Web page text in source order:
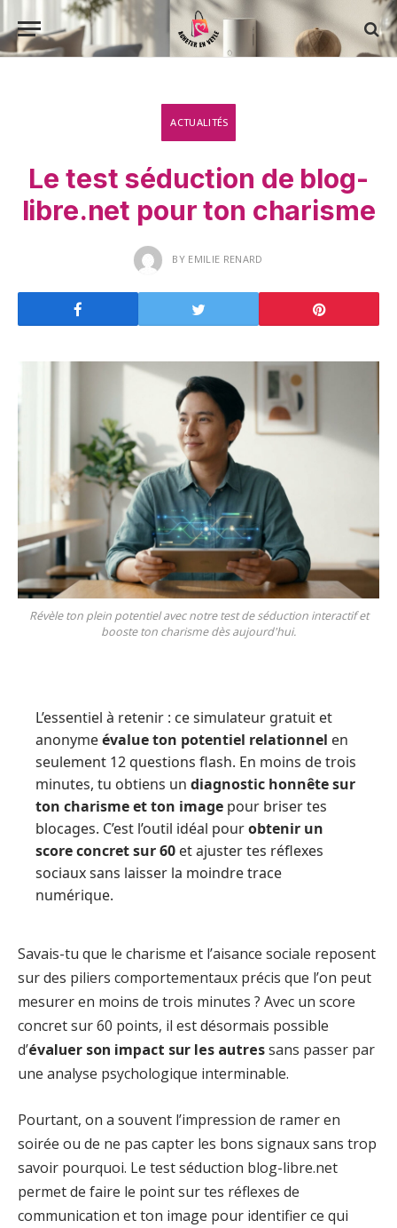
ACTUALITÉS
Le test séduction de blog-
libre.net pour ton charisme
BY EMILIE RENARD
Révèle ton plein potentiel avec notre test de séduction interactif et
booste ton charisme dès aujourd'hui.
L’essentiel à retenir : ce simulateur gratuit et
anonymeévalue ton potentiel relationnel en
seulement 12 questions flash. En moins de trois
minutes, tu obtiens un diagnostic honnête sur
ton charisme et ton image pour briser tes
blocages. C’est l’outil idéal pourobtenir un
score concret sur 60 et ajuster tes réflexes
sociaux sans laisser la moindre trace
numérique.
Savais-tu que le charisme et l’aisance sociale reposent
sur des piliers comportementaux précis que l’on peut
mesurer en moins de trois minutes ? Avec un score
concret sur 60 points, il est désormais possible
d’évaluer son impact sur les autressans passer par
une analyse psychologique interminable.
Pourtant, on a souvent l’impression de ramer en
soirée ou de ne pas capter les bons signaux sans trop
savoir pourquoi. Le test séduction blog-libre.net
permet de faire le point sur tes réflexes de
communication et ton image pour identifier ce qui